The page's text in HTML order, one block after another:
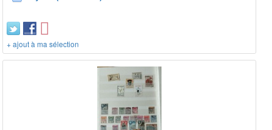
+ ajout à ma sélection